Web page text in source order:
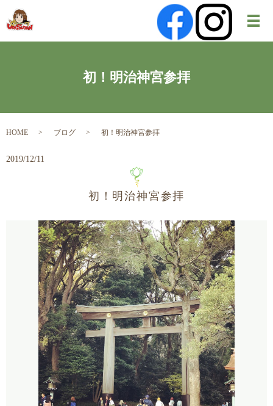
メ
初！明治神宮参拝
HOME ブログ 初！明治神宮参拝
2019/12/11
初！明治神宮参拝